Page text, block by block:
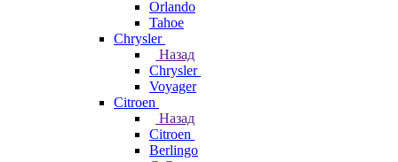
Orlando
Tahoe
Chrysler
Назад
Chrysler
Voyager
Citroen
Назад
Citroen
Berlingo